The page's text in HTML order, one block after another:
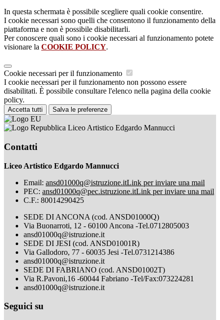
In questa schermata è possibile scegliere quali cookie consentire.
I cookie necessari sono quelli che consentono il funzionamento della
piattaforma e non è possibile disabilitarli.
Per conoscere quali sono i cookie necessari al funzionamento potete
visionare la COOKIE POLICY.
Cookie necessari per il funzionamento
I cookie necessari per il funzionamento non possono essere
disabilitati. È possibile consultare l'elenco nella pagina della cookie
policy.
Accetta tutti Salva le preferenze
Liceo Artistico Edgardo Mannucci
Contatti
Liceo Artistico Edgardo Mannucci
Email: ansd01000q@istruzione.itLink per inviare una mail
PEC: ansd01000q@pec.istruzione.itLink per inviare una mail
C.F.: 80014290425
SEDE DI ANCONA (cod. ANSD01000Q)
Via Buonarroti, 12 - 60100 Ancona -Tel.0712805003
ansd01000q@istruzione.it
SEDE DI JESI (cod. ANSD01001R)
Via Gallodoro, 77 - 60035 Jesi -Tel.0731214386
ansd01000q@istruzione.it
SEDE DI FABRIANO (cod. ANSD01002T)
Via R.Pavoni,16 -60044 Fabriano -Tel/Fax:073224281
ansd01000q@istruzione.it
Seguici su